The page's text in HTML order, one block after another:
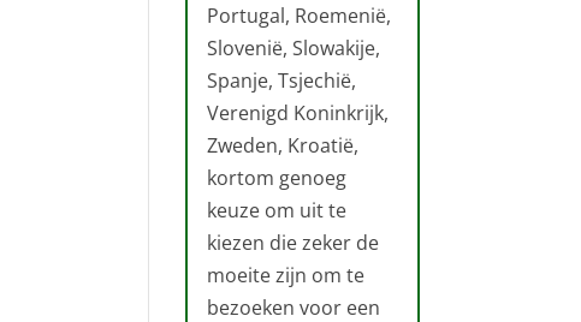
Portugal, Roemenië,
Slovenië, Slowakije,
Spanje, Tsjechië,
Verenigd Koninkrijk,
Zweden, Kroatië,
kortom genoeg
keuze om uit te
kiezen die zeker de
moeite zijn om te
bezoeken voor een